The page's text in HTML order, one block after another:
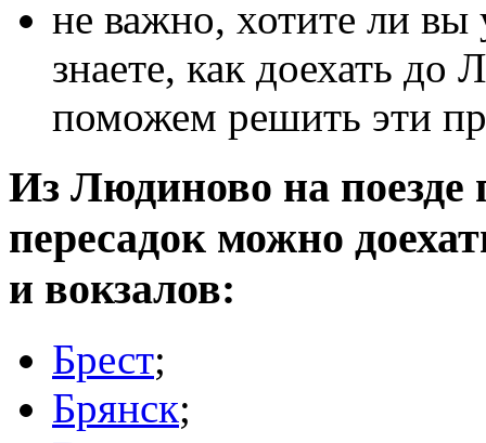
не важно, хотите ли
знаете, как доехать
поможем решить эти
Из Людиново на поезде
пересадок можно
и вокзалов:
Брест;
Брянск;